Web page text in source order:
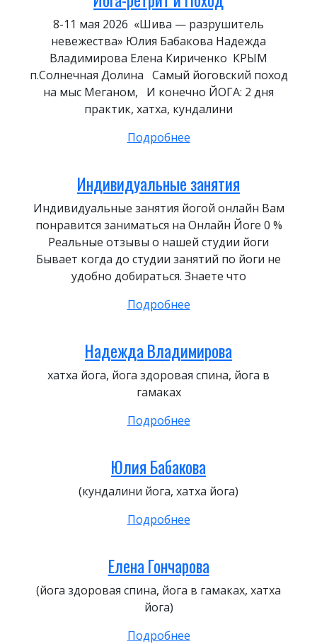
8-11 мая 2026 «Шива — разрушитель
невежества» Юлия Бабакова Надежда
Владимирова Елена Кириченко КРЫМ
п.Солнечная Долина Самый йоговский поход
на мыс Меганом, И конечно ЙОГА: 2 дня
практик, хатха, кундалини
Подробнее
Индивидуальные занятия
Индивидуальные занятия йогой онлайн Вам
понравится заниматься на Онлайн Йоге 0 %
Реальные отзывы о нашей студии йоги
Бывает когда до студии занятий по йоги не
удобно добираться. Знаете что
Подробнее
Надежда Владимирова
хатха йога, йога здоровая спина, йога в
гамаках
Подробнее
Юлия Бабакова
(кундалини йога, хатха йога)
Подробнее
Елена Гончарова
(йога здоровая спина, йога в гамаках, хатха
йога)
Подробнее